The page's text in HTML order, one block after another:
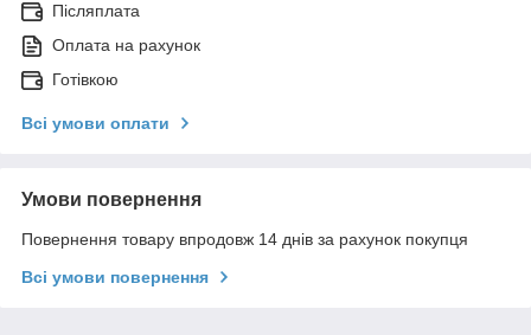
Післяплата
Оплата на рахунок
Готівкою
Всі умови оплати
Умови повернення
Повернення товару впродовж 14 днів за рахунок покупця
Всі умови повернення